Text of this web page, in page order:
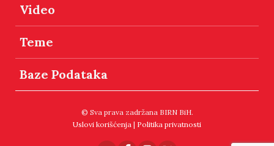
Video
Teme
Baze Podataka
© Sva prava zadržana BIRN BiH.
Uslovi korišćenja | Politika privatnosti